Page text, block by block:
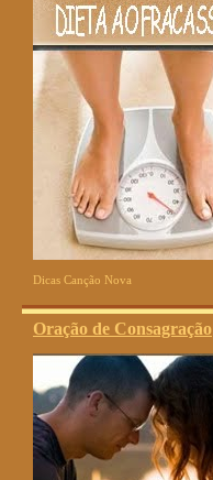
Dicas Canção Nova
Oração de Consagração